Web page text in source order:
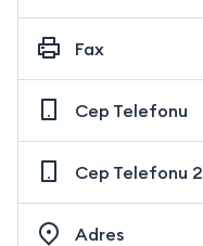
Fax
Cep Telefonu
Cep Telefonu 2
Adres